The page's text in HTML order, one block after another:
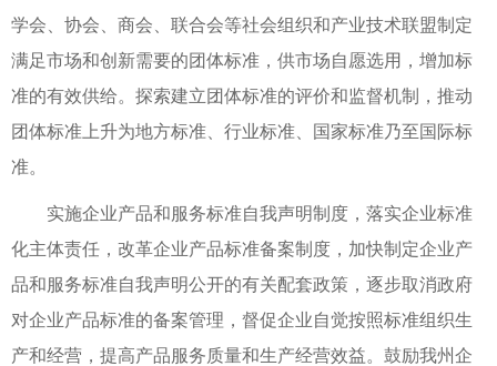
学会、协会、商会、联合会等社会组织和产业技术联盟制定
满足市场和创新需要的团体标准，供市场自愿选用，增加标
准的有效供给。探索建立团体标准的评价和监督机制，推动
团体标准上升为地方标准、行业标准、国家标准乃至国际标
准。
实施企业产品和服务标准自我声明制度，落实企业标准
化主体责任，改革企业产品标准备案制度，加快制定企业产
品和服务标准自我声明公开的有关配套政策，逐步取消政府
对企业产品标准的备案管理，督促企业自觉按照标准组织生
产和经营，提高产品服务质量和生产经营效益。鼓励我州企